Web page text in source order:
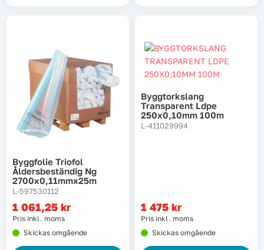
Outlet
Tryckluft
Trädgård & utemiljö
Tvätt
Verktyg
Värme, VVS & inomhusklimat
Byggfolie Triofol
Åldersbeständig Ng
2700x0,11mmx25m
L-597530112
1 061,25 kr
Pris inkl. moms
Skickas omgående
Byggtorkslang
Transparent Ldpe
250x0,10mm 100m
L-411029994
1 475 kr
Pris inkl. moms
Skickas omgående